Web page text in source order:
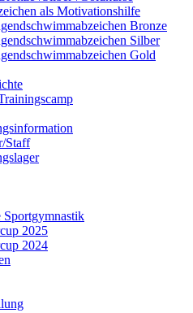
als Motivationshilfe
Bronze
Silber
Gold
Staff
Sportgymnastik
2025
2024